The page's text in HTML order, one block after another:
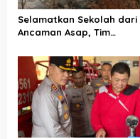
Selamatkan Sekolah dari
Ancaman Asap, Tim
Karhutla di Limbung Kubu
Raya